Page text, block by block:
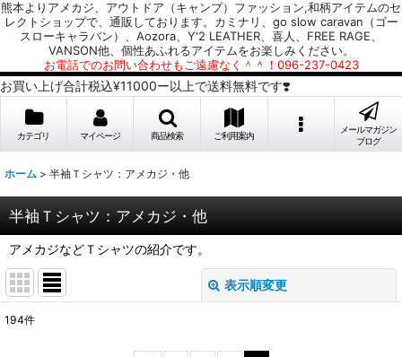
熊本よりアメカジ、アウトドア（キャンプ）ファッション,和柄アイテムのセ
レクトショップで、通販しております。カミナリ、go slow caravan（ゴー
スローキャラバン）、Aozora、Y'2 LEATHER、喜人、FREE RAGE、
VANSON他、個性あふれるアイテムをお楽しみください。
お電話でのお問い合わせもご遠慮なく＾＾！096-237-0423
お買い上げ合計税込¥11000ー以上で送料無料です❣️
カテゴリ マイページ 商品検索 ご利用案内
メールマガジン
ブログ
ホーム > 半袖Ｔシャツ：アメカジ・他
半袖Ｔシャツ：アメカジ・他
アメカジなどＴシャツの紹介です。
表示順変更
194件